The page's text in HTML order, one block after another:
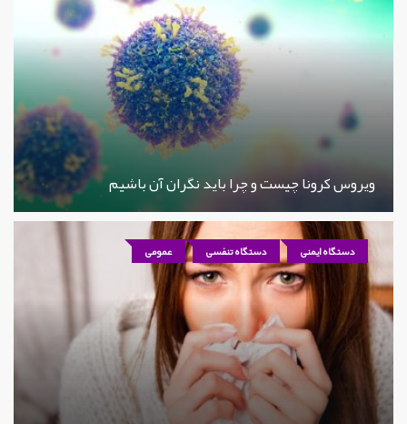
ویروس کرونا چیست و چرا باید نگران آن باشیم
دستگاه ایمنی دستگاه تنفسی عمومی